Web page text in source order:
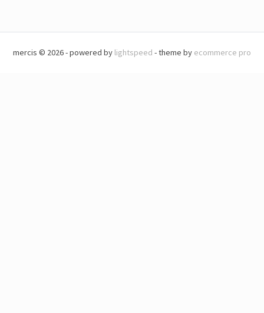
mercis © 2026 - powered by lightspeed - theme by ecommerce pro